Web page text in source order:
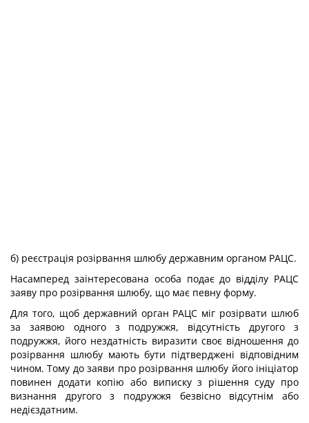
б) реєстрація розірвання шлюбу державним органом РАЦС.
Насамперед заінтересована особа подає до відділу РАЦС
заяву про розірвання шлюбу, що має певну форму.
Для того, щоб державний орган РАЦС міг розірвати шлюб
за заявою одного з подружжя, відсутність другого з
подружжя, його нездатність виразити своє відношення до
розірвання шлюбу мають бути підтверджені відповідним
чином. Тому до заяви про розірвання шлюбу його ініціатор
повинен додати копію або виписку з рішення суду про
визнання другого з подружжя безвісно відсутнім або
недієздатним.